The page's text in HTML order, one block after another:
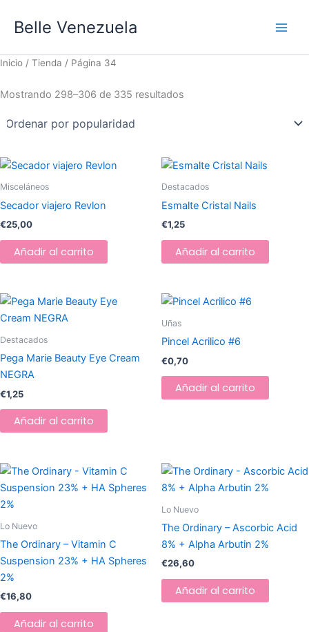
Belle Venezuela
Inicio / Tienda / Página 34
Mostrando 298–306 de 335 resultados
Misceláneos
Secador viajero Revlon
€25,00
Añadir al carrito
Destacados
Esmalte Cristal Nails
€1,25
Añadir al carrito
Destacados
Pega Marie Beauty Eye Cream
NEGRA
€1,25
Añadir al carrito
Uñas
Pincel Acrilico #6
€0,70
Añadir al carrito
Lo Nuevo
The Ordinary – Vitamin C
Suspension 23% + HA Spheres
2%
€16,80
Añadir al carrito
Lo Nuevo
The Ordinary – Ascorbic Acid
8% + Alpha Arbutin 2%
€26,60
Añadir al carrito